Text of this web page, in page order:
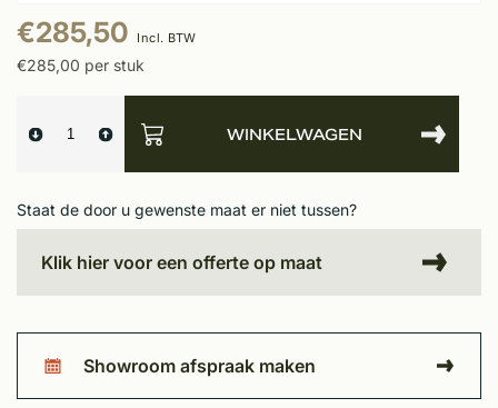
€285,50 Incl. BTW
€285,00 per stuk
WINKELWAGEN
Staat de door u gewenste maat er niet tussen?
Klik hier voor een offerte op maat
Showroom afspraak maken